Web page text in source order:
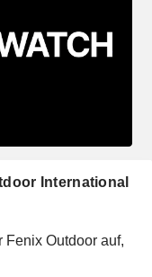
International
Fenix Outdoor auf,